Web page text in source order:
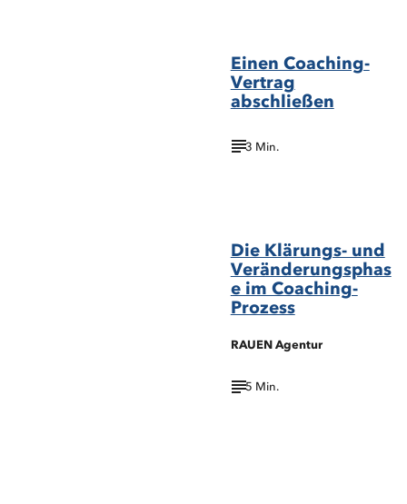
Einen Coaching-
Vertrag
abschließen
3 Min.
Die Klärungs- und
Veränderungsphas
e im Coaching-
Prozess
RAUEN Agentur
5 Min.